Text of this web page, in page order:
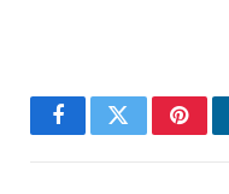
FacebookTwitter